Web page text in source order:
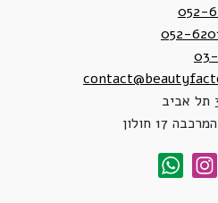
052-
052-
03-
17 חולון